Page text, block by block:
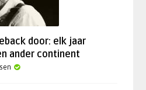
door: elk jaar
ander continent